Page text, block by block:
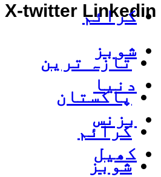
X-twitter Linkedin
تازہ ترین
پاکستان
کرائم
شوبز
کرائم
شوبز
دنیا
بزنس
کھیل